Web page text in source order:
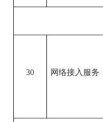
30 网络接入服务